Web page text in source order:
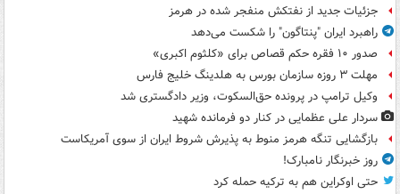
جزئیات جدید از نفتکش منفجر شده در هرمز
راهبرد ایران "پنتاگون" را شکست می‌دهد
صدور ۱۰ فقره حکم قصاص برای «کلثوم اکبری»
مهلت ۳ روزه سازمان بورس به هلدینگ خلیج فارس
وکیل ترامپ در پرونده حق‌السکوت، وزیر دادگستری شد
سردار علی عظمایی در کنار دو فرمانده شهید
بازگشایی تنگه هرمز منوط به پذیرش شروط ایران از سوی آمریکاست
روز خبرنگار نامبارک!
حتی اوکراین هم به ترکیه حمله کرد